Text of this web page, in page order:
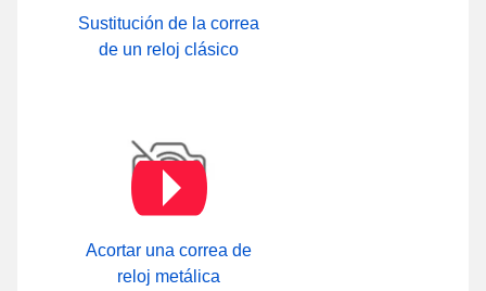
Sustitución de la correa
de un reloj clásico
Acortar una correa de
reloj metálica